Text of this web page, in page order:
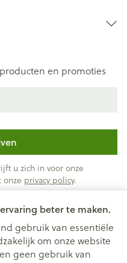
beter te maken.
gebruik van essentiële
om onze website
geen gebruik van
en promoties
u zich in voor onze
privacy policy.